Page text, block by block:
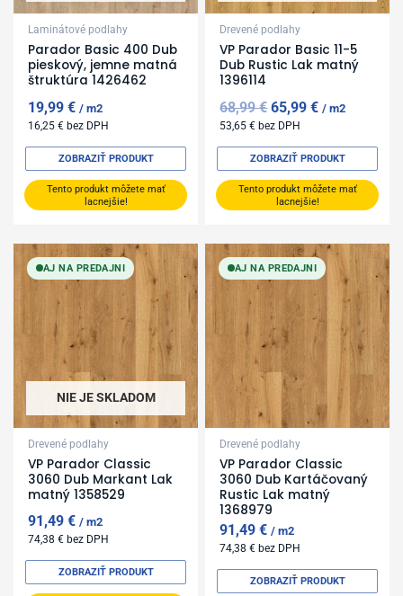
Laminátové podlahy
Parador Basic 400 Dub
pieskový, jemne matná
štruktúra 1426462
19,99€ m2
16,25€ bez DPH
Tento produkt môžete mať
lacnejšie!
ZOBRAZIŤ PRODUKT
Drevené podlahy
VP Parador Basic 11-5
Dub Rustic Lak matný
1396114
68,99€ 65,99€ m2
53,65€ bez DPH
Tento produkt môžete mať
lacnejšie!
ZOBRAZIŤ PRODUKT
AJ NA PREDAJNI
NIE JE SKLADOM
Drevené podlahy
VP Parador Classic
3060 Dub Markant Lak
matný 1358529
91,49€ m2
74,38€ bez DPH
ZOBRAZIŤ PRODUKT
AJ NA PREDAJNI
Drevené podlahy
VP Parador Classic
3060 Dub Kartáčovaný
Rustic Lak matný
1368979
91,49€ m2
74,38€ bez DPH
ZOBRAZIŤ PRODUKT